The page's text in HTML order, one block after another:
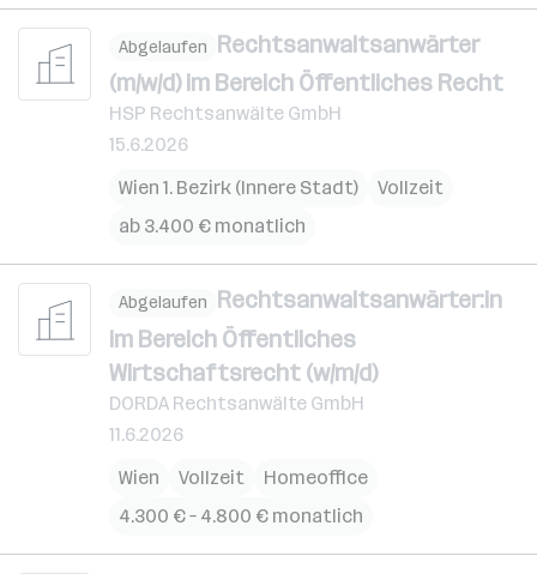
Abgelaufen Rechtsanwaltsanwärter
(m/w/d) im Bereich Öffentliches Recht
HSP Rechtsanwälte GmbH
15.6.2026
Wien 1. Bezirk (Innere Stadt)
Vollzeit
ab 3.400 € monatlich
Abgelaufen Rechtsanwaltsanwärter:in
im Bereich Öffentliches
Wirtschaftsrecht (w/m/d)
DORDA Rechtsanwälte GmbH
11.6.2026
Wien
Vollzeit
Homeoffice
4.300 € – 4.800 € monatlich